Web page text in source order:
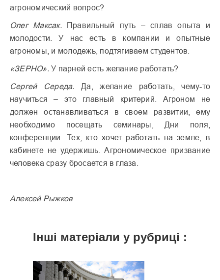
агрономический вопрос?
Олег Максак.Правильный путь – сплав опыта и
молодости. У нас есть в компании и опытные
агрономы, и молодежь, подтягиваем студентов.
«ЗЕРНО».У парней есть желание работать?
Сергей Середа. Да, желание работать, чему-то
научиться – это главный критерий. Агроном не
должен останавливаться в своем развитии, ему
необходимо посещать семинары, Дни поля,
конференции. Тех, кто хочет работать на земле, в
кабинете не удержишь. Агрономическое призвание
человека сразу бросается в глаза.
Алексей Рыжков
Інші матеріали у рубриці :